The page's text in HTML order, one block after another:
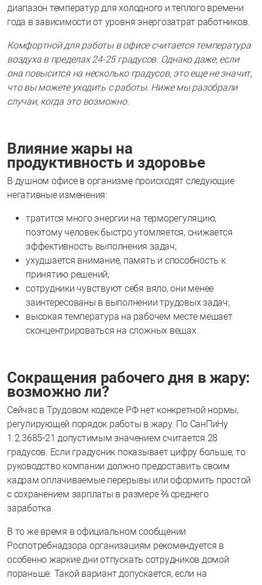
диапазон температур для холодного и теплого времени
года в зависимости от уровня энергозатрат работников.
Комфортной для работы в офисе считается температура
воздуха в пределах 24-25 градусов. Однако даже, если
она повысится на несколько градусов, это еще не значит,
что вы можете уходить с работы. Ниже мы разобрали
случаи, когда это возможно.
Влияние жары на
продуктивность и здоровье
В душном офисе в организме происходят следующие
негативные изменения:
тратится много энергии на терморегуляцию,
поэтому человек быстро утомляется, снижается
эффективность выполнения задач;
ухудшается внимание, память и способность к
принятию решений;
сотрудники чувствуют себя вяло, они менее
заинтересованы в выполнении трудовых задач;
высокая температура на рабочем месте мешает
сконцентрироваться на сложных вещах.
Сокращения рабочего дня в жару:
возможно ли?
Сейчас в Трудовом кодексе РФ нет конкретной нормы,
регулирующей порядок работы в жару. По СанПиНу
1.2.3685-21 допустимым значением считается 28
градусов. Если градусник показывает цифру больше, то
руководство компании должно предоставить своим
кадрам оплачиваемые перерывы или оформить простой
с сохранением зарплаты в размере ⅔ среднего
заработка.
В то же время в официальном сообщении
Роспотребнадзора организациям рекомендуется в
особенно жаркие дни отпускать сотрудников домой
пораньше. Такой вариант допускается, если на